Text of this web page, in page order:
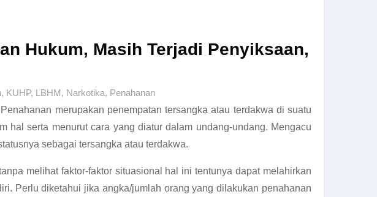
Hukum, Masih Terjadi Penyiksaan,
, KUHP, LBHM, Narkotika, Penahanan
merupakan penempatan tersangka atau terdakwa di suatu
hal serta menurut cara yang diatur dalam undang-undang. Mengacu
sebagai tersangka atau terdakwa.
melihat faktor-faktor situasional hal ini tentunya dapat melahirkan
Perlu diketahui jika angka/jumlah orang yang dilakukan penahanan